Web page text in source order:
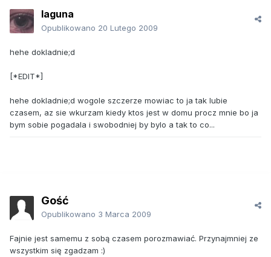
laguna
Opublikowano 20 Lutego 2009
hehe dokladnie;d
[*EDIT*]
hehe dokladnie;d wogole szczerze mowiac to ja tak lubie
czasem, az sie wkurzam kiedy ktos jest w domu procz mnie bo ja
bym sobie pogadala i swobodniej by bylo a tak to co...
Gość
Opublikowano 3 Marca 2009
Fajnie jest samemu z sobą czasem porozmawiać. Przynajmniej ze
wszystkim się zgadzam :)